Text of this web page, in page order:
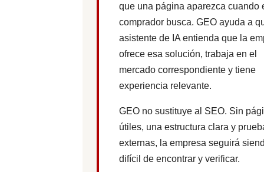
que una página aparezca cuando
comprador busca. GEO ayuda a
asistente de IA entienda que la
ofrece esa solución, trabaja en el
mercado correspondiente y tiene
experiencia relevante.
GEO no sustituye al SEO. Sin
útiles, una estructura clara y
externas, la empresa seguirá
difícil de encontrar y verificar.